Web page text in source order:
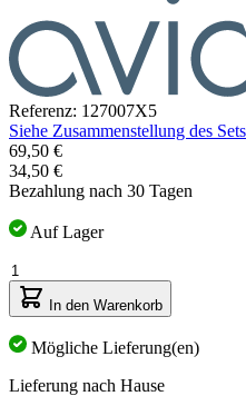
Referenz: 127007X5
Siehe Zusammenstellung des Sets
Der
Preis
hängt
den
Optionen
ab
34,50 €
69,50 €
Bezahlung nach 30 Tagen
Auf Lager
Menge
In den Warenkorb
Mögliche Lieferung(en)
Lieferung nach Hause